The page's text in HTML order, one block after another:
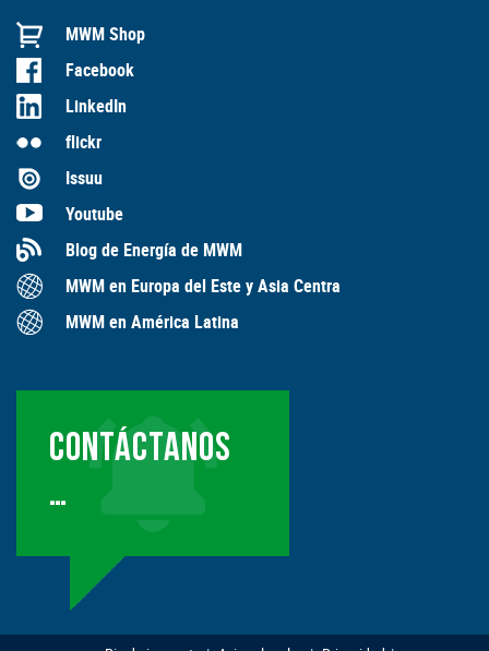
MWM Shop
Facebook
LinkedIn
flickr
Issuu
Youtube
Blog de Energía de MWM
MWM en Europa del Este y Asia Centra
MWM en América Latina
CONTÁCTANOS
…